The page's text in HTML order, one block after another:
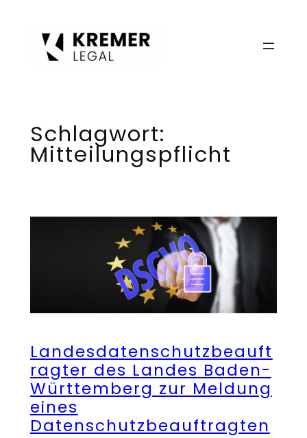
Schlagwort:
Mitteilungspflicht
Landesdatenschutzbeauft
ragter des Landes Baden-
Württemberg zur Meldung
eines
Datenschutzbeauftragten